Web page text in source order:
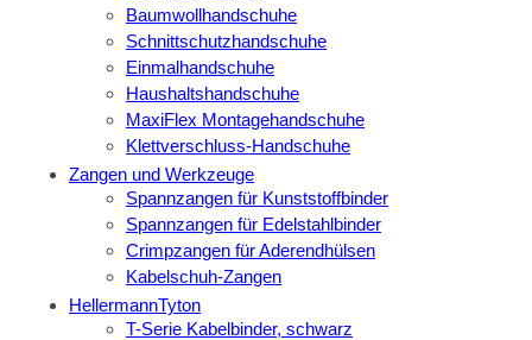
Baumwollhandschuhe
Schnittschutzhandschuhe
Einmalhandschuhe
Haushaltshandschuhe
MaxiFlex Montagehandschuhe
Klettverschluss-Handschuhe
Zangen und Werkzeuge
Spannzangen für Kunststoffbinder
Spannzangen für Edelstahlbinder
Crimpzangen für Aderendhülsen
Kabelschuh-Zangen
HellermannTyton
T-Serie Kabelbinder, schwarz